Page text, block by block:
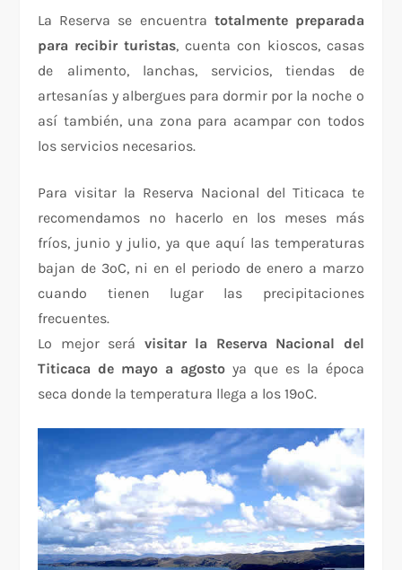
La Reserva se encuentra totalmente preparada
para recibir turistas, cuenta con kioscos, casas
de alimento, lanchas, servicios, tiendas de
artesanías y albergues para dormir por la noche o
así también, una zona para acampar con todos
los servicios necesarios.
Para visitar la Reserva Nacional del Titicaca te
recomendamos no hacerlo en los meses más
fríos, junio y julio, ya que aquí las temperaturas
bajan de 3ºC, ni en el periodo de enero a marzo
cuando tienen lugar las precipitaciones
frecuentes.
Lo mejor será visitar la Reserva Nacional del
Titicaca de mayo a agosto ya que es la época
seca donde la temperatura llega a los 19ºC.